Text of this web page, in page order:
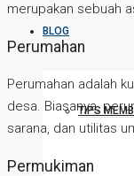
BLOG
TIPS
merupakan sebuah
Perumahan
Perumahan adalah
desa. Biasanya,
sarana, dan utilitas
Permukiman